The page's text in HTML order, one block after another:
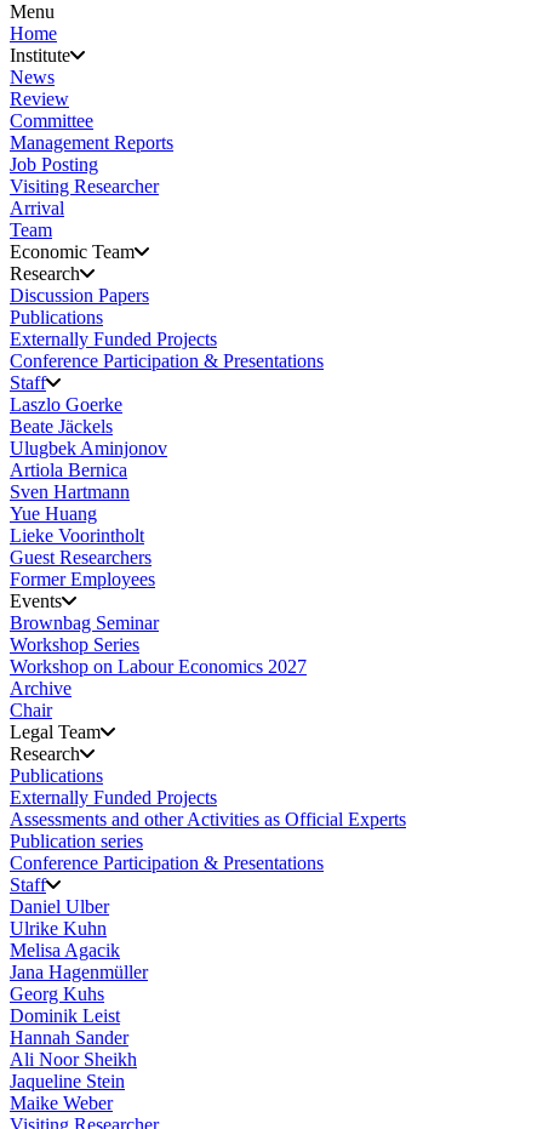
Menu
Home
Institute
News
Review
Committee
Management Reports
Job Posting
Visiting Researcher
Arrival
Team
Economic Team
Research
Discussion Papers
Publications
Externally Funded Projects
Conference Participation & Presentations
Staff
Laszlo Goerke
Beate Jäckels
Ulugbek Aminjonov
Artiola Bernica
Sven Hartmann
Yue Huang
Lieke Voorintholt
Guest Researchers
Former Employees
Events
Brownbag Seminar
Workshop Series
Workshop on Labour Economics 2027
Archive
Chair
Legal Team
Research
Publications
Externally Funded Projects
Assessments and other Activities as Official Experts
Publication series
Conference Participation & Presentations
Staff
Daniel Ulber
Ulrike Kuhn
Melisa Agacik
Jana Hagenmüller
Georg Kuhs
Dominik Leist
Hannah Sander
Ali Noor Sheikh
Jaqueline Stein
Maike Weber
Visiting Researcher